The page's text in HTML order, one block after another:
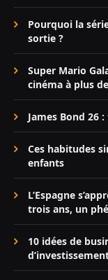
Pourquoi la
sortie ?
Super Mario
cinéma à plus
James Bond 26
Ces habitudes
enfants
L’Espagne
trois ans, un
10 idées de